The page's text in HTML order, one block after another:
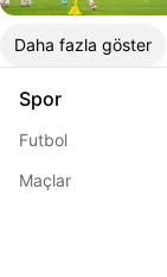
Daha fazla göster
Spor
Futbol
Maçlar